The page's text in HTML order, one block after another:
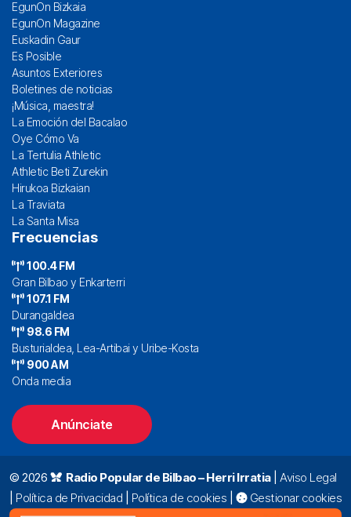
EgunOn Bizkaia
EgunOn Magazine
Euskadin Gaur
Es Posible
Asuntos Exteriores
Boletines de noticias
¡Música, maestra!
La Emoción del Bacalao
Oye Cómo Va
La Tertulia Athletic
Athletic Beti Zurekin
Hirukoa Bizkaian
La Traviata
La Santa Misa
Frecuencias
100.4 FM
Gran Bilbao y Enkarterri
107.1 FM
Durangaldea
98.6 FM
Busturialdea, Lea-Artibai y Uribe-Kosta
900 AM
Onda media
Anúnciate
© 2026 Radio Popular de Bilbao – Herri Irratia| Aviso Legal
Política de Privacidad Política de cookies
Gestionar cookies